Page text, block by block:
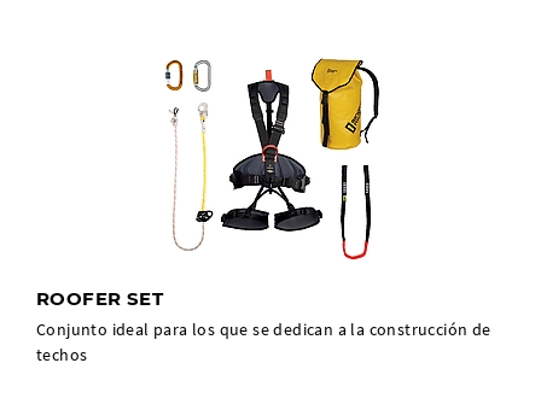
ROOFER SET
Conjunto ideal para los que se dedican a la construcción de
techos